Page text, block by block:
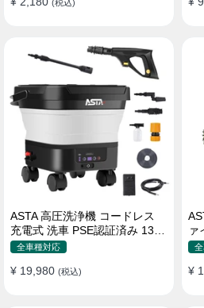
ス用スポンジ 高級洗車道具 乾
(税込)
強
ASTA 高圧洗浄機 コードレス
充電式 洗車 PSE認証済み 13L
バケツ一体型 折りたたみ式 超
転ノズル トリガーガン 蛇口接
全車種対応
¥ 19,980 (税込)
ァ
ジ ボディー用 傷防止 吸水速乾
グ
¥